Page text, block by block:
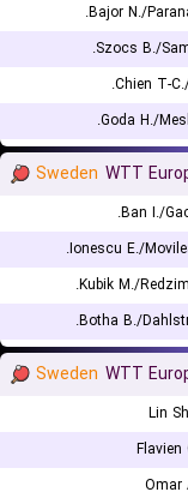
Bajor N./
Szocs B./
Chien T-
Goda H./
Sweden WTT
Ban I./
Ionescu E./
Kubik M./
Botha B./
Sweden WTT
Lin
Flavien
Omar